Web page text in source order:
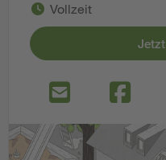
Vollzeit